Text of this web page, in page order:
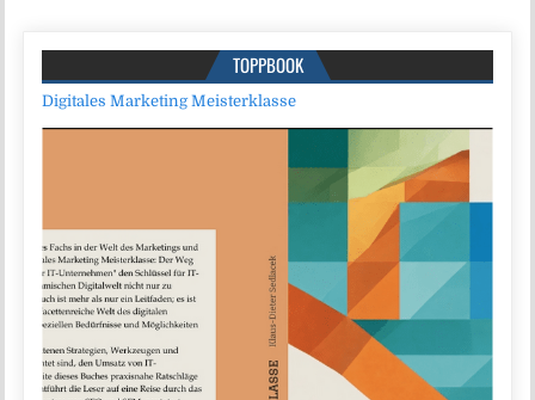
TOPPBOOK
Digitales Marketing Meisterklasse